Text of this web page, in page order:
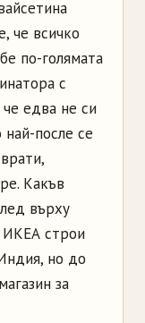
че всичко
по-голямата
с
едва не си
най-после се
Какъв
върху
ИКЕА строи
но до
за